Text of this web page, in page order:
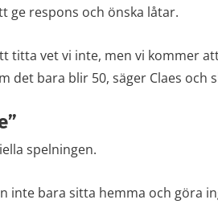
ge respons och önska låtar.
titta vet vi inte, men vi kommer
det bara blir 50, säger Claes och
spelningen.
inte bara sitta hemma och göra